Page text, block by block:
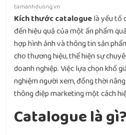
tamanhduong.vn
Kích thước cataloguelà yếu tố
đến hiệu quả của một ấn phẩm
hợp hình ảnh và thông tin sản
cho thương hiệu, thể hiện sự
doanh nghiệp. Việc lựa chọn khổ
nghiệm người xem, đồng thời
thông điệp marketing một cách
Catalogue là gì?